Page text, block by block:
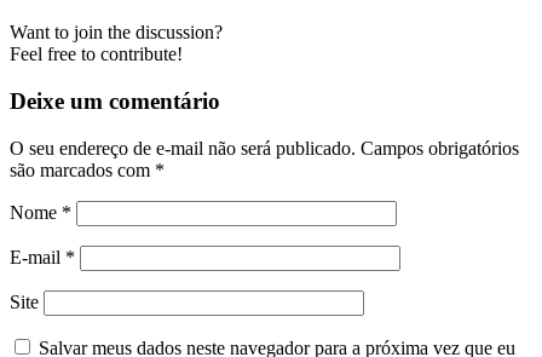
Want to join the discussion?
Feel free to contribute!
Deixe um comentário
O seu endereço de e-mail não será publicado. Campos obrigatórios
são marcados com *
Nome *
E-mail *
Site
Salvar meus dados neste navegador para a próxima vez que eu